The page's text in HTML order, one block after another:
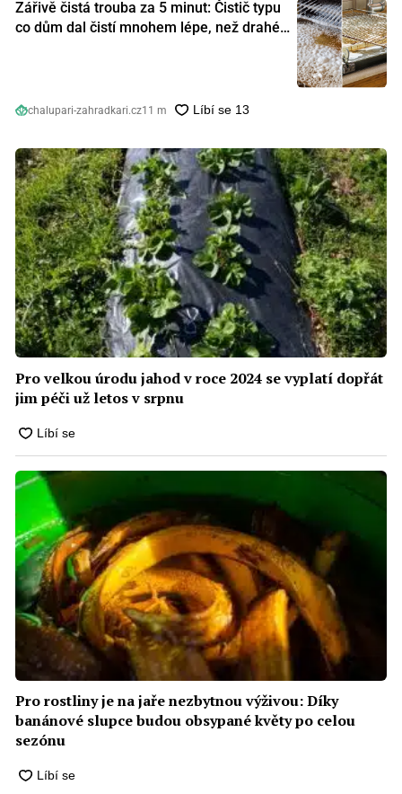
Zářivě čistá trouba za 5 minut: Čistič typu
co dům dal čistí mnohem lépe, než drahé
chalupari-zahradkari.cz11 m
Pro velkou úrodu jahod v roce 2024 se vyplatí dopřát
jim péči už letos v srpnu
Pro rostliny je na jaře nezbytnou výživou: Díky
banánové slupce budou obsypané květy po celou
sezónu